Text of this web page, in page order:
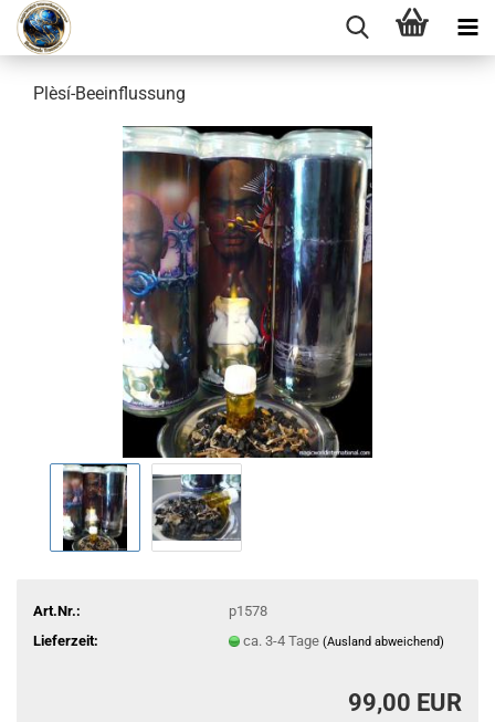
Plèsí-Beeinflussung
Art.Nr.:
p1578
Lieferzeit:
ca. 3-4 Tage (Ausland abweichend)
99,00 EUR